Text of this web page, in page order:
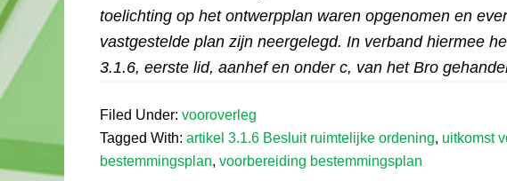
toelichting op het ontwerpplan waren opgenomen en
vastgestelde plan zijn neergelegd. In verband hiermee
3.1.6, eerste lid, aanhef en onder c, van het Bro
Filed Under: vooroverleg
Tagged With: artikel 3.1.6 Besluit ruimtelijke ordening, uitkomst
bestemmingsplan, voorbereiding bestemmingsplan